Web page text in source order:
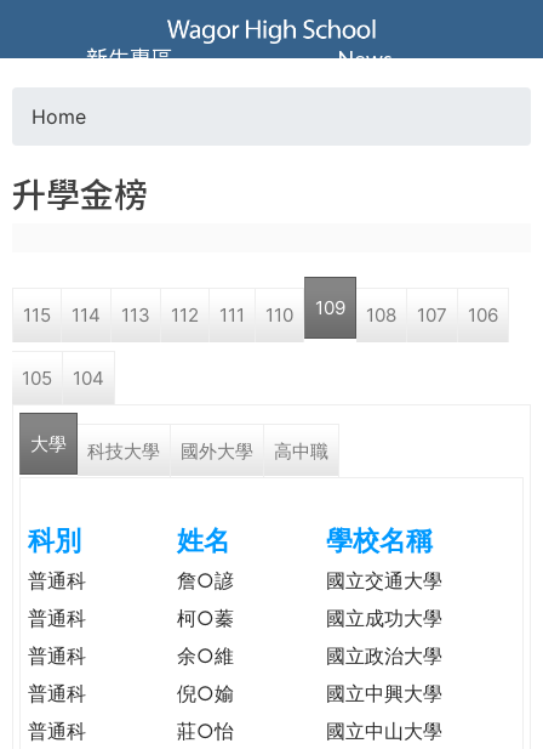
Jump to navigation
葳
格
高
學
格。
o
a
r
e
e
r
e
Home
升學金榜
115 114 113 112 111 110 109 108 107 106
105 104
大學 科技大學 國外大學 高中職
科別 姓名 學校名稱
普通科 詹○諺
國立交通大學
普通科
柯○蓁
國立成功大學
普通科
余○維
國立政治大學
普通科
倪○媮
國立中興大學
普通科
莊○怡
國立中山大學
新生專區 News